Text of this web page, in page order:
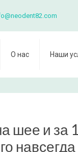
О нас Наши
шее и за
навсегда